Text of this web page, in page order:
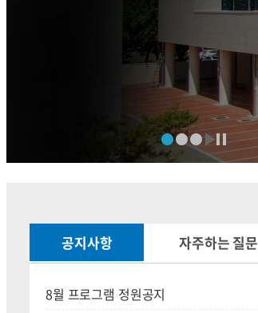
공지사항 자주하는 질문
8월 프로그램 정원공지